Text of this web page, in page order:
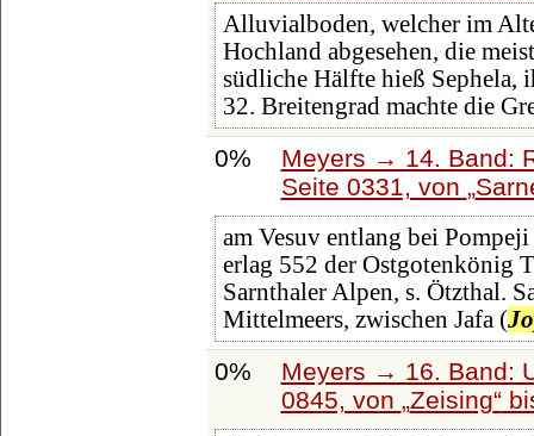
Alluvialboden, welcher im
Hochland abgesehen, die
südliche Hälfte hieß Sephela,
32. Breitengrad machte die
0%
Meyers → 14. Band:
Seite 0331, von
am Vesuv entlang bei
erlag 552 der Ostgotenkönig
Sarnthaler Alpen, s. Ötzthal.
Mittelmeers, zwischen Jafa (
0%
Meyers → 16. Band:
0845, von Zeising